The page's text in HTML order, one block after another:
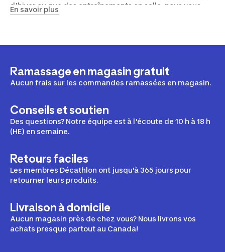
d'hiver ou que des entraînements en salle, nous vous
proposons des équipements innovants, pensés pour
produits par vous-même!
En savoir plus
Ramassage en magasin gratuit
Aucun frais sur les commandes ramassées en magasin.
Conseils et soutien
Des questions? Notre équipe est à l'écoute de 10 h à 18 h
(HE) en semaine.
Retours faciles
Les membres Décathlon ont jusqu'à 365 jours pour
retourner leurs produits.
Livraison à domicile
Aucun magasin près de chez vous? Nous livrons vos
achats presque partout au Canada!